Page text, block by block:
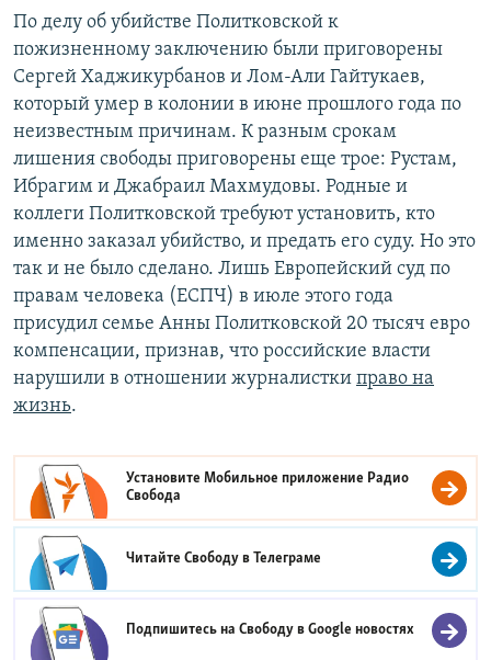
По делу об убийстве Политковской к
пожизненному заключению были приговорены
Сергей Хаджикурбанов и Лом-Али Гайтукаев,
который умер в колонии в июне прошлого года по
неизвестным причинам. К разным срокам
лишения свободы приговорены еще трое: Рустам,
Ибрагим и Джабраил Махмудовы. Родные и
коллеги Политковской требуют установить, кто
именно заказал убийство, и предать его суду. Но это
так и не было сделано. Лишь Европейский суд по
правам человека (ЕСПЧ) в июле этого года
присудил семье Анны Политковской 20 тысяч евро
компенсации, признав, что российские власти
нарушили в отношении журналистки право на
жизнь.
Установите Мобильное приложение Радио
Свобода
Читайте Свободу вТелеграме
Подпишитесь на Свободу вGoogle новостях